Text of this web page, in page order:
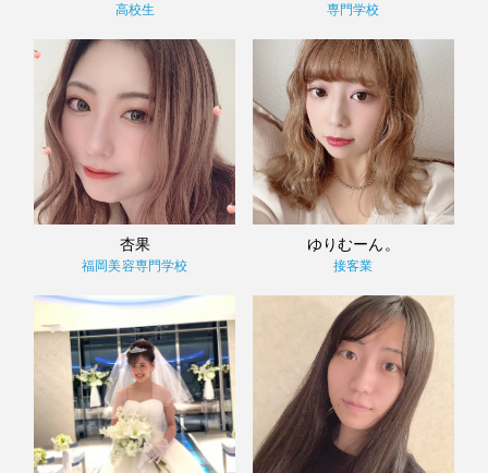
高校生 専門学校
杏果
福岡美容専門学校
ゆりむーん。
接客業